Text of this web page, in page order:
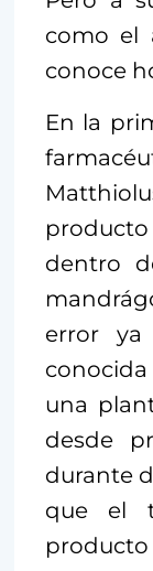
como el
conoce
En la
dentro
error ya
una
desde
durante
que el